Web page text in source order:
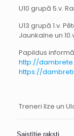
U10 grupā 5.v.
U13 grupā 1.v.
Jaunkalne un
Papildus
http://
https://
Treneri Ilze un
Saistītie raksti